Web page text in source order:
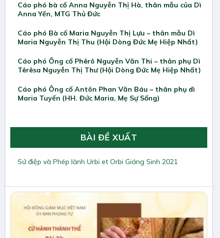
Cáo phó bà cố Anna Nguyễn Thị Hà, thân mẫu của Dì
Anna Yến, MTG Thủ Đức
Cáo phó Bà cố Maria Nguyễn Thị Lựu – thân mẫu Dì
Maria Nguyễn Thị Thu (Hội Dòng Đức Mẹ Hiệp Nhất)
Cáo phó Ông cố Phêrô Nguyễn Văn Thi – thân phụ Dì
Têrêsa Nguyễn Thị Thư (Hội Dòng Đức Mẹ Hiệp Nhất)
Cáo phó Ông cố Antôn Phan Văn Báu – thân phụ dì
Maria Tuyến (HH. Đức Maria, Mẹ Sự Sống)
BÀI ĐỀ XUẤT
Sứ điệp và Phép lành Urbi et Orbi Giáng Sinh 2021